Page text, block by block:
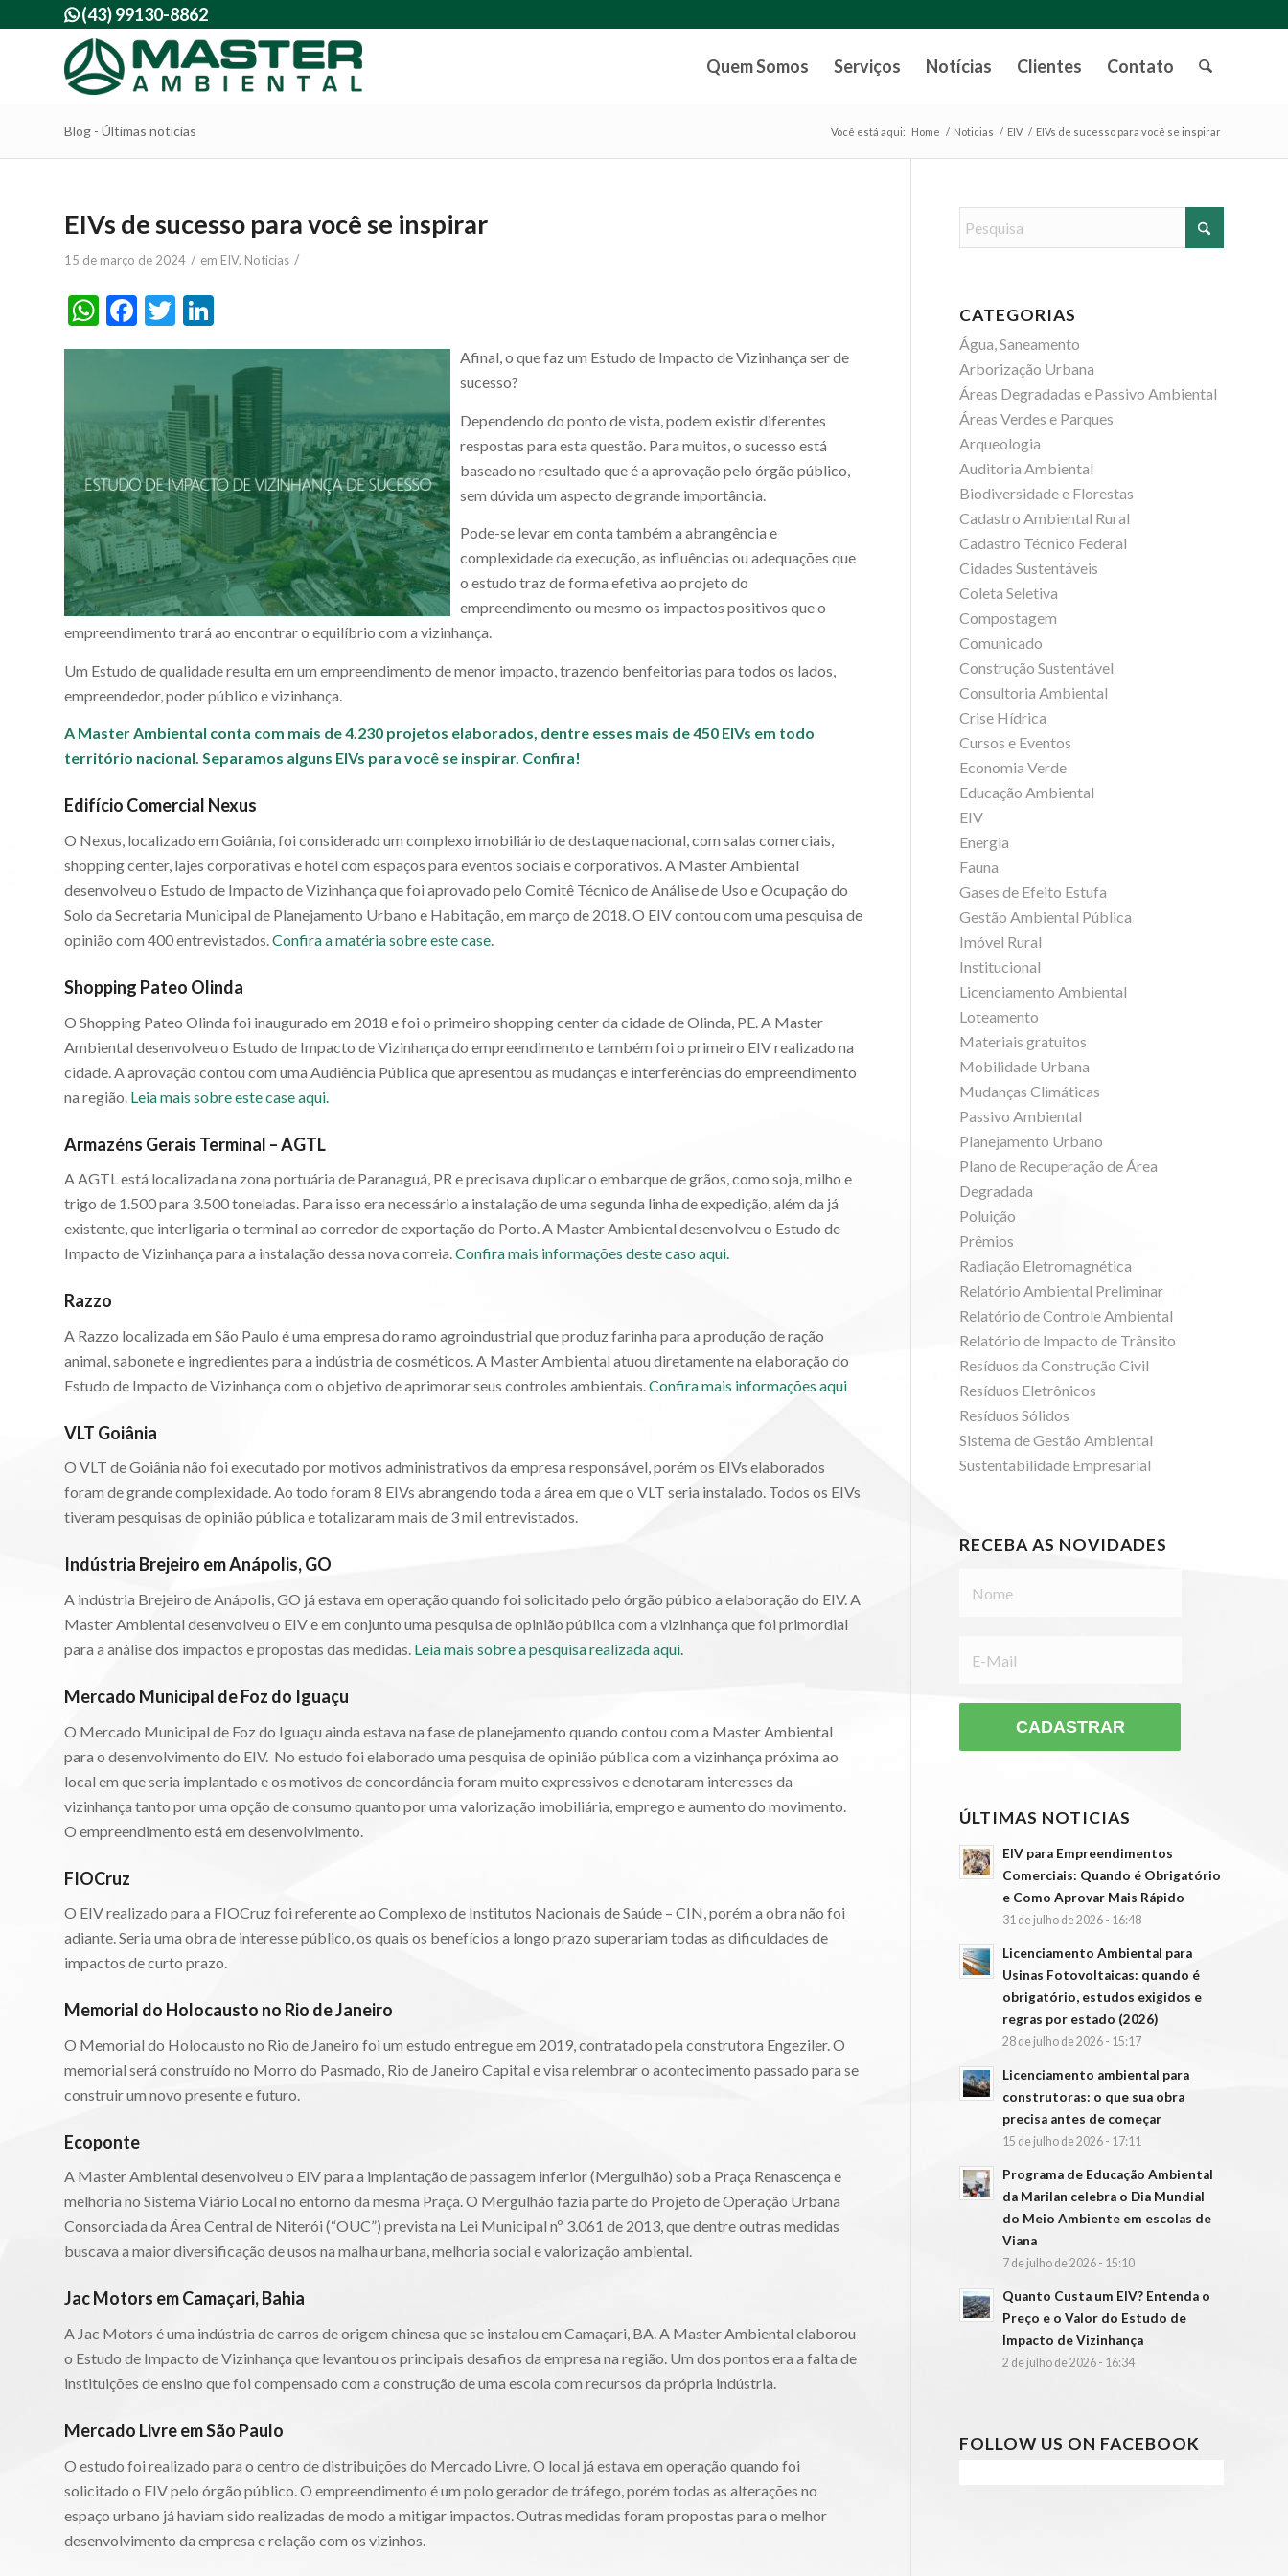
(43) 99130-8862
Quem Somos Serviços Notícias Clientes Contato
Blog - Últimas notícias Você está aqui: Home / Noticias / EIV / EIVs de sucesso para você se inspirar
EIVs de sucesso para você se inspirar
15 de março de 2024 / em EIV, Noticias /
WhatsApp
Facebook
Twitter
Afinal, o que faz um Estudo de Impacto de Vizinhança ser de
sucesso?
Dependendo do ponto de vista, podem existir diferentes
respostas para esta questão. Para muitos, o sucesso está
baseado no resultado que é a aprovação pelo órgão público,
sem dúvida um aspecto de grande importância.
Pode-se levar em conta também a abrangência e
complexidade da execução, as influências ou adequações que
o estudo traz de forma efetiva ao projeto do
empreendimento ou mesmo os impactos positivos que o
empreendimento trará ao encontrar o equilíbrio com a vizinhança.
Um Estudo de qualidade resulta em um empreendimento de menor impacto, trazendo benfeitorias para todos os lados,
empreendedor, poder público e vizinhança.
A Master Ambiental conta com mais de 4.230 projetos elaborados, dentre esses mais de 450 EIVs em todo
território nacional. Separamos alguns EIVs para você se inspirar. Confira!
Edifício Comercial Nexus
O Nexus, localizado em Goiânia, foi considerado um complexo imobiliário de destaque nacional, com salas comerciais,
shopping center, lajes corporativas e hotel com espaços para eventos sociais e corporativos. A Master Ambiental
desenvolveu o Estudo de Impacto de Vizinhança que foi aprovado pelo Comitê Técnico de Análise de Uso e Ocupação do
Solo da Secretaria Municipal de Planejamento Urbano e Habitação, em março de 2018. O EIV contou com uma pesquisa de
opinião com 400 entrevistados.Confira a matéria sobre este case.
Shopping Pateo Olinda
O Shopping Pateo Olinda foi inaugurado em 2018 e foi o primeiro shopping center da cidade de Olinda, PE. A Master
Ambiental desenvolveu o Estudo de Impacto de Vizinhança do empreendimento e também foi o primeiro EIV realizado na
cidade. A aprovação contou com uma Audiência Pública que apresentou as mudanças e interferências do empreendimento
na região. Leia mais sobre este case aqui.
Armazéns Gerais Terminal – AGTL
A AGTL está localizada na zona portuária de Paranaguá, PR e precisava duplicar o embarque de grãos, como soja, milho e
trigo de 1.500 para 3.500 toneladas. Para isso era necessário a instalação de uma segunda linha de expedição, além da já
existente, que interligaria o terminal ao corredor de exportação do Porto. A Master Ambiental desenvolveu o Estudo de
Impacto de Vizinhança para a instalação dessa nova correia.Confira mais informações deste caso aqui.
Razzo
A Razzo localizada em São Paulo é uma empresa do ramo agroindustrial que produz farinha para a produção de ração
animal, sabonete e ingredientes para a indústria de cosméticos. A Master Ambiental atuou diretamente na elaboração do
Estudo de Impacto de Vizinhança com o objetivo de aprimorar seus controles ambientais. Confira mais informações aqui
VLT Goiânia
O VLT de Goiânia não foi executado por motivos administrativos da empresa responsável, porém os EIVs elaborados
foram de grande complexidade. Ao todo foram 8 EIVs abrangendo toda a área em que o VLT seria instalado. Todos os EIVs
tiveram pesquisas de opinião pública e totalizaram mais de 3 mil entrevistados.
Indústria Brejeiro em Anápolis, GO
A indústria Brejeiro de Anápolis, GO já estava em operação quando foi solicitado pelo órgão púbico a elaboração do EIV. A
Master Ambiental desenvolveu o EIV e em conjunto uma pesquisa de opinião pública com a vizinhança que foi primordial
para a análise dos impactos e propostas das medidas. Leia mais sobre a pesquisa realizada aqui.
Mercado Municipal de Foz do Iguaçu
O Mercado Municipal de Foz do Iguaçu ainda estava na fase de planejamento quando contou com a Master Ambiental
para o desenvolvimento do EIV. No estudo foi elaborado uma pesquisa de opinião pública com a vizinhança próxima ao
local em que seria implantado e os motivos de concordância foram muito expressivos e denotaram interesses da
vizinhança tanto por uma opção de consumo quanto por uma valorização imobiliária, emprego e aumento do movimento.
O empreendimento está em desenvolvimento.
FIOCruz
O EIV realizado para a FIOCruz foi referente ao Complexo de Institutos Nacionais de Saúde – CIN, porém a obra não foi
adiante. Seria uma obra de interesse público, os quais os benefícios a longo prazo superariam todas as dificuldades de
impactos de curto prazo.
Memorial do Holocausto no Rio de Janeiro
O Memorial do Holocausto no Rio de Janeiro foi um estudo entregue em 2019, contratado pela construtora Engeziler. O
memorial será construído no Morro do Pasmado, Rio de Janeiro Capital e visa relembrar o acontecimento passado para se
construir um novo presente e futuro.
Ecoponte
A Master Ambiental desenvolveu o EIV para a implantação de passagem inferior (Mergulhão) sob a Praça Renascença e
melhoria no Sistema Viário Local no entorno da mesma Praça. O Mergulhão fazia parte do Projeto de Operação Urbana
Consorciada da Área Central de Niterói (“OUC”) prevista na Lei Municipal nº 3.061 de 2013, que dentre outras medidas
buscava a maior diversificação de usos na malha urbana, melhoria social e valorização ambiental.
Jac Motors em Camaçari, Bahia
A Jac Motors é uma indústria de carros de origem chinesa que se instalou em Camaçari, BA. A Master Ambiental elaborou
o Estudo de Impacto de Vizinhança que levantou os principais desafios da empresa na região. Um dos pontos era a falta de
instituições de ensino que foi compensado com a construção de uma escola com recursos da própria indústria.
Mercado Livre em São Paulo
O estudo foi realizado para o centro de distribuições do Mercado Livre. O local já estava em operação quando foi
solicitado o EIV pelo órgão público. O empreendimento é um polo gerador de tráfego, porém todas as alterações no
espaço urbano já haviam sido realizadas de modo a mitigar impactos. Outras medidas foram propostas para o melhor
desenvolvimento da empresa e relação com os vizinhos.
CATEGORIAS
Água, Saneamento
Arborização Urbana
Áreas Degradadas e Passivo Ambiental
Áreas Verdes e Parques
Arqueologia
Auditoria Ambiental
Biodiversidade e Florestas
Cadastro Ambiental Rural
Cadastro Técnico Federal
Cidades Sustentáveis
Coleta Seletiva
Compostagem
Comunicado
Construção Sustentável
Consultoria Ambiental
Crise Hídrica
Cursos e Eventos
Economia Verde
Educação Ambiental
EIV
Energia
Fauna
Gases de Efeito Estufa
Gestão Ambiental Pública
Imóvel Rural
Institucional
Licenciamento Ambiental
Loteamento
Materiais gratuitos
Mobilidade Urbana
Mudanças Climáticas
Passivo Ambiental
Planejamento Urbano
Plano de Recuperação de Área
Degradada
Poluição
Prêmios
Radiação Eletromagnética
Relatório Ambiental Preliminar
Relatório de Controle Ambiental
Relatório de Impacto de Trânsito
Resíduos da Construção Civil
Resíduos Eletrônicos
Resíduos Sólidos
Sistema de Gestão Ambiental
Sustentabilidade Empresarial
RECEBA AS NOVIDADES
ÚLTIMAS NOTICIAS
EIV para Empreendimentos
Comerciais: Quando é Obrigatório
e Como Aprovar Mais Rápido
31 de julho de 2026 - 16:48
Licenciamento Ambiental para
Usinas Fotovoltaicas: quando é
obrigatório, estudos exigidos e
regras por estado (2026)
28 de julho de 2026 - 15:17
Licenciamento ambiental para
construtoras: o que sua obra
precisa antes de começar
15 de julho de 2026 - 17:11
Programa de Educação Ambiental
da Marilan celebra o Dia Mundial
do Meio Ambiente em escolas de
Viana
7 de julho de 2026 - 15:10
Quanto Custa um EIV? Entenda o
Preço e o Valor do Estudo de
Impacto de Vizinhança
2 de julho de 2026 - 16:34
FOLLOW US ON FACEBOOK